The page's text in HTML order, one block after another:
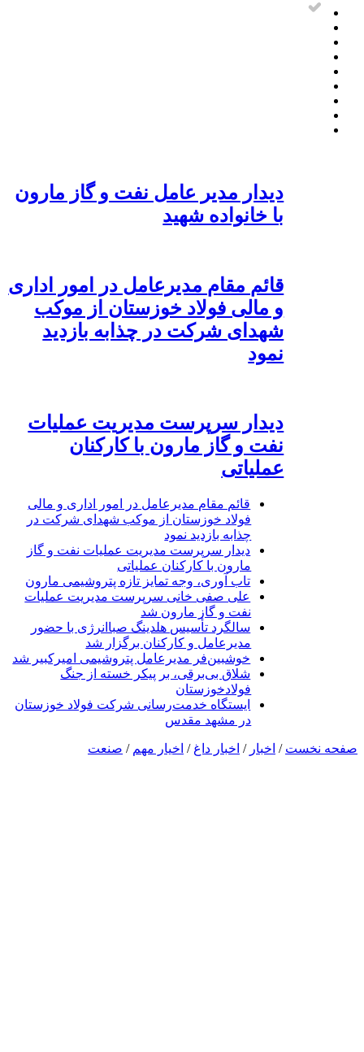
دیدار مدیر عامل نفت و گاز مارون
با خانواده شهید
قائم مقام مدیرعامل در امور اداری
و مالی فولاد خوزستان از موکب
شهدای شرکت در چذابه بازدید
نمود
دیدار سرپرست مدیریت عملیات
نفت و گاز مارون با کارکنان
عملیاتی
قائم مقام مدیرعامل در امور اداری و مالی
فولاد خوزستان از موکب شهدای شرکت در
چذابه بازدید نمود
دیدار سرپرست مدیریت عملیات نفت و گاز
مارون با کارکنان عملیاتی
تاب آوری، وجه تمایز تازه پتروشیمی مارون
علی صفی خانی سرپرست مدیریت عملیات
نفت و گاز مارون شد
سالگرد تأسیس هلدینگ صباانرژی با حضور
مدیرعامل و کارکنان برگزار شد
خوشبین‌فر مدیرعامل پتروشیمی امیرکبیر شد
شلاق‌ بی‌برقی، بر پیکر خسته‌ از جنگ
فولادخوزستان
ایستگاه خدمت‌رسانی شرکت فولاد خوزستان
در مشهد مقدس
صفحه نخست / اخبار / اخبار داغ / اخیار مهم / صنعت